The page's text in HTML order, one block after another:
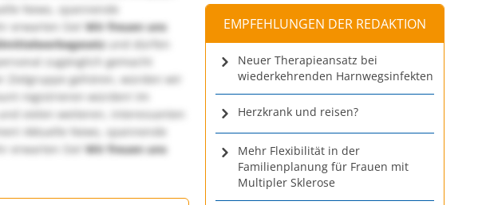
News, spannende
erwarten Sie!Wir freuen uns
und dürfen
zugänglich gemacht
Zielgruppe gehören, würden wir
registrieren würden! Im
vielen weiteren, interessanten
Aktuelle News, spannende
erwarten Sie! Wir freuen uns
EMPFEHLUNGEN DER REDAKTION
Neuer Therapieansatz bei
wiederkehrenden Harnwegsinfekten
Herzkrank und reisen?
Mehr Flexibilität in der
Familienplanung für Frauen mit
Multipler Sklerose